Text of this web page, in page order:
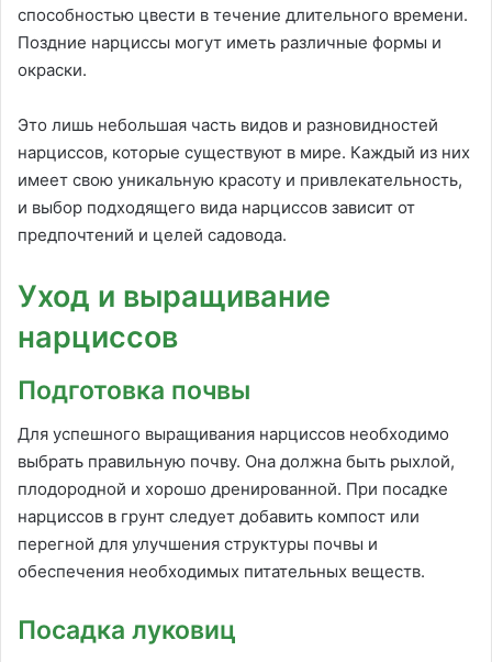
способностью цвести в течение длительного времени.
Поздние нарциссы могут иметь различные формы и
окраски.
Это лишь небольшая часть видов и разновидностей
нарциссов, которые существуют в мире. Каждый из них
имеет свою уникальную красоту и привлекательность,
и выбор подходящего вида нарциссов зависит от
предпочтений и целей садовода.
Уход и выращивание
нарциссов
Подготовка почвы
Для успешного выращивания нарциссов необходимо
выбрать правильную почву. Она должна быть рыхлой,
плодородной и хорошо дренированной. При посадке
нарциссов в грунт следует добавить компост или
перегной для улучшения структуры почвы и
обеспечения необходимых питательных веществ.
Посадка луковиц